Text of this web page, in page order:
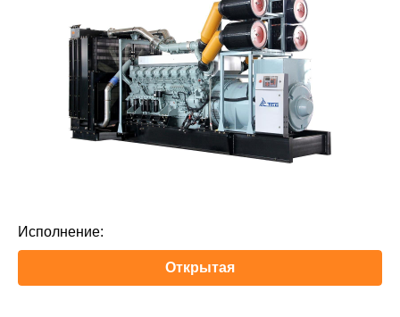
Исполнение:
Открытая